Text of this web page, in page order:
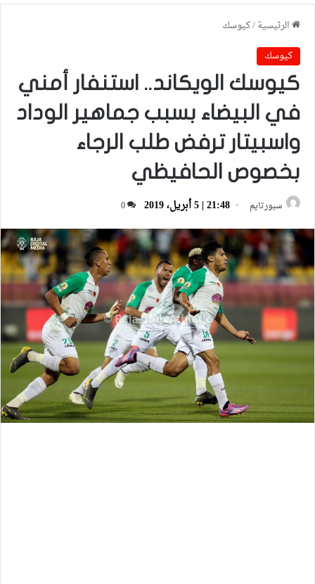
الرئيسية/كيوسك
كيوسك
كيوسك الويكاند.. استنفار أمني
في البيضاء بسبب جماهير الوداد
واسبيتار ترفض طلب الرجاء
بخصوص الحافيظي
سبورتايم 21:48 | 5 أبريل، 2019 0